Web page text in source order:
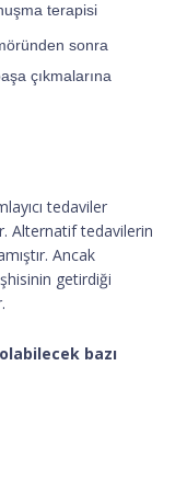
terapisi
sonra
çıkmalarına
tedaviler
Alternatif tedavilerin
Ancak
getirdiği
bazı